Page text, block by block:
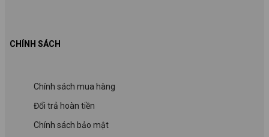
CHÍNH SÁCH
Chính sách mua hàng
Đổi trả hoàn tiền
Chính sách bảo mật